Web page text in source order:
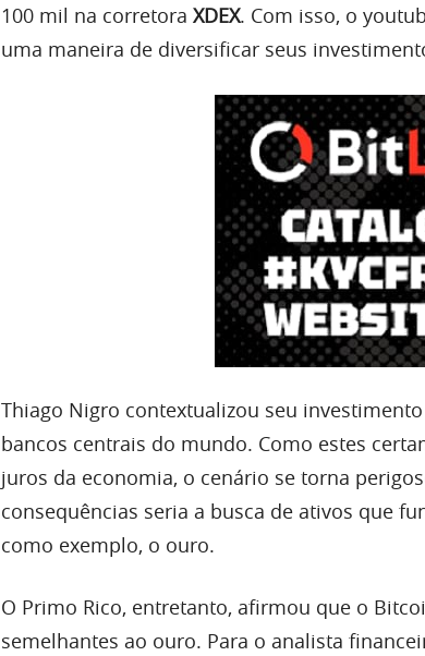
100 mil na corretora XDEX. Com isso, o
uma maneira de diversificar seus
Thiago Nigro contextualizou seu
bancos centrais do mundo. Como estes
juros da economia, o cenário se torna
consequências seria a busca de ativos que
como exemplo, o ouro.
O Primo Rico, entretanto, afirmou que o
semelhantes ao ouro. Para o analista